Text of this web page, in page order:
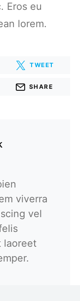
Eros eu
lorem.
TWEET
SHARE
viverra
vel
laoreet